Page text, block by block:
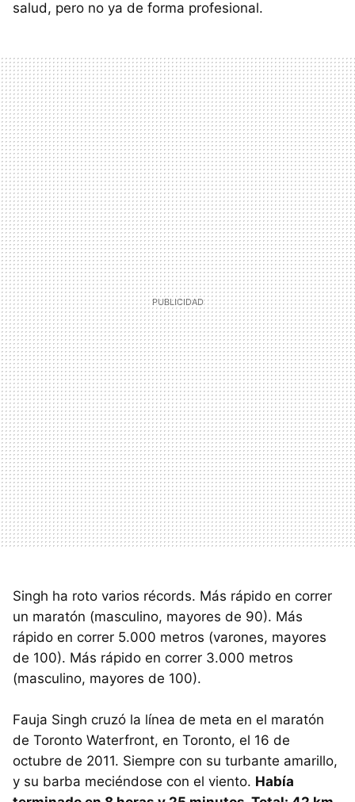
salud, pero no ya de forma profesional.
Singh ha roto varios récords. Más rápido en correr
un maratón (masculino, mayores de 90). Más
rápido en correr 5.000 metros (varones, mayores
de 100). Más rápido en correr 3.000 metros
(masculino, mayores de 100).
Fauja Singh cruzó la línea de meta en el maratón
de Toronto Waterfront, en Toronto, el 16 de
octubre de 2011. Siempre con su turbante amarillo,
y su barba meciéndose con el viento. Había